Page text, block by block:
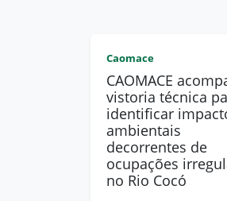
Caomace
CAOMACE
vistoria técnica
identificar
ambientais
decorrentes de
ocupações
no Rio Cocó